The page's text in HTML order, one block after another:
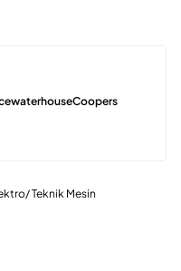
Teknik Mesin